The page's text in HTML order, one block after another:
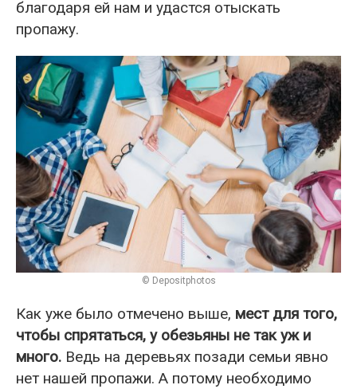
благодаря ей нам и удастся отыскать
пропажу.
© Depositphotos
Как уже было отмечено выше, мест для того,
чтобы спрятаться, у обезьяны не так уж и
много. Ведь на деревьях позади семьи явно
нет нашей пропажи. А потому необходимо